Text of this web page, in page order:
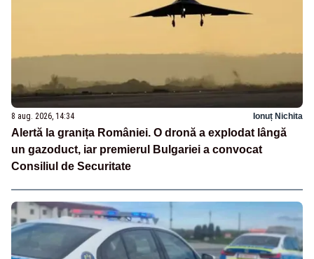
8 aug. 2026, 14:34 Ionuț Nichita
Alertă la granița României. O dronă a explodat lângă
un gazoduct, iar premierul Bulgariei a convocat
Consiliul de Securitate